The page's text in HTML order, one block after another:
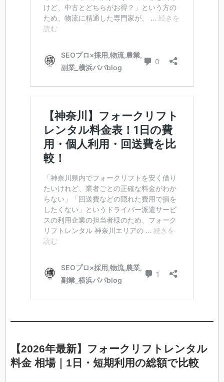
【2026年最新】フォークリフトレンタル
料金 相場｜1日・短期利用の総額で比較